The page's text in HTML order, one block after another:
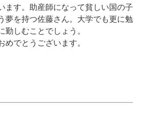
ます。助産師になって貧しい国の子
夢を持つ佐藤さん。大学でも更に勉
勤しむことでしょう。
めでとうございます。